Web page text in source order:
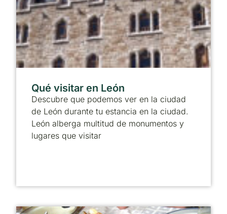
Qué visitar en León
Descubre que podemos ver en la ciudad
de León durante tu estancia en la ciudad.
León alberga multitud de monumentos y
lugares que visitar